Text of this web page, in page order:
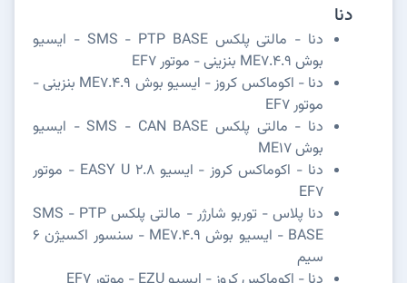
دنا
دنا - مالتی پلکس SMS - PTP BASE - ایسیو
بوش ME7.4.9 بنزینی - موتور EF7
دنا - اکوماکس کروز - ایسیو بوش ME7.4.9 بنزینی -
موتور EF7
دنا - مالتی پلکس SMS - CAN BASE - ایسیو
بوش ME17
دنا - اکوماکس کروز - ایسیو EASY U 2.8 - موتور
EF7
دنا پلاس - توربو شارژر - مالتی پلکس SMS - PTP
BASE - ایسیو بوش ME7.4.9 - سنسور اکسیژن 6
سیم